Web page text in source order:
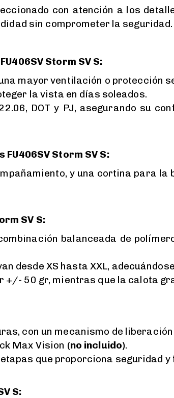
con atención a los
sin comprometer la seguridad.
Storm SV S:
mayor ventilación o protección
la vista en días soleados.
DOT y PJ, asegurando su
Storm SV S:
y una cortina para
SV S:
balanceada de
desde XS hasta XXL,
+/- 50 gr, mientras que la calota
con un mecanismo de
Max Vision (no incluido).
que proporciona seguridad
S: